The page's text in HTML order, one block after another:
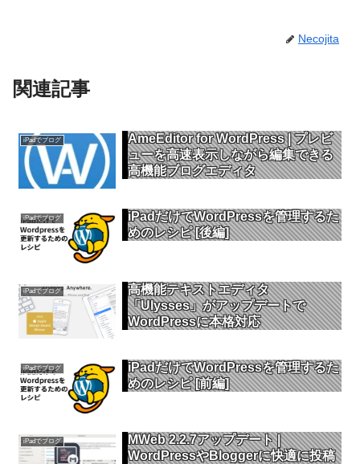
Necojita
関連記事
iPadでブログ
AmeEditor for WordPress | プレビ
ューを高速表示しながら編集できる
高機能ブログエディタ
iPadでブログ
iPadだけでWordPressを管理するた
めのレシピ [後編]
iPadでブログ
高機能テキストエディタ
「Ulysses」がアップデートで
WordPressに本格対応
iPadでブログ
iPadだけでWordPressを管理するた
めのレシピ [前編]
iPadでブログ
MWeb 2.2.7アップデート |
WordPressやBloggerに快適に投稿